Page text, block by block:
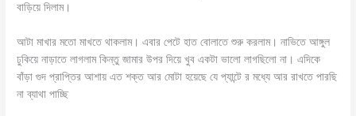
বাড়িয়ে দিলাম।
আটা মাখার মতো মাখতে থাকলাম। এবার পেটে হাত বোলাতে শুরু করলাম। নাভিতে আঙ্গুল
ঢুকিয়ে নাড়াতে লাগলাম কিন্তু জামার উপর দিয়ে খুব একটা ভালো লাগছিলো না। এদিকে
বাঁড়া গুদ প্রাপ্তির আশায় এত শক্ত আর মোটা হয়েছে যে প্যান্টে র মধ্যে আর রাখতে পারছি
না ব্যাথা পাচ্ছি